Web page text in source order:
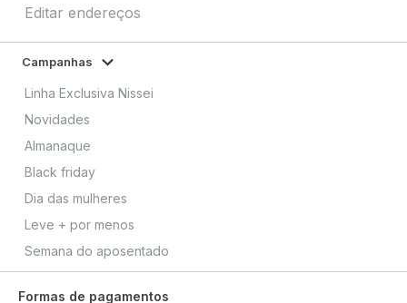
Editar endereços
Campanhas
Linha Exclusiva Nissei
Novidades
Almanaque
Black friday
Dia das mulheres
Leve + por menos
Semana do aposentado
Formas de pagamentos